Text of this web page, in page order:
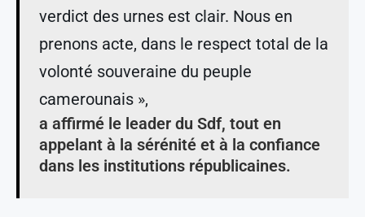
verdict des urnes est clair. Nous en
prenons acte, dans le respect total de la
volonté souveraine du peuple
camerounais »,
a affirmé le leader du Sdf, tout en
appelant à la sérénité et à la confiance
dans les institutions républicaines.